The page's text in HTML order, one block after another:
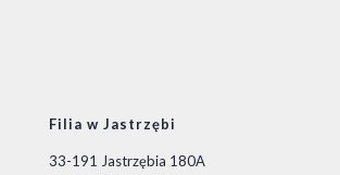
Filia w Jastrzębi
33-191 Jastrzębia 180A